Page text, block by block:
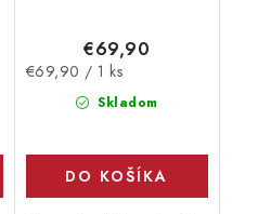
Skladom
€69,90
Jednotková
€69,90 / 1 ks
DO KOŠÍKA